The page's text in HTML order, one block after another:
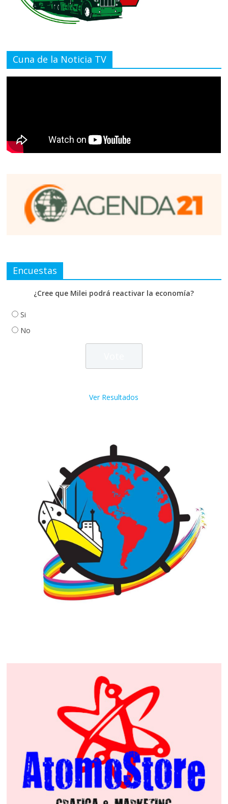
Cuna de la Noticia TV
Encuestas
¿Cree que Milei podrá reactivar la economía?
Si
No
Ver Resultados